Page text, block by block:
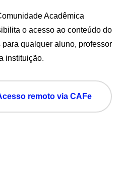
Acadêmica
o acesso ao conteúdo do
qualquer aluno, professor
instituição.
remoto via CAFe